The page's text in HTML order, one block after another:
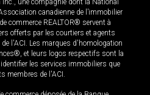
une compagnie dont la National
canadienne de l’immobilier
commerce REALTOR® servent à
offerts par les courtiers et agents
l'ACI. Les marques d'homologation
et leurs logos respectifs sont la
les services immobiliers que
membres de l'ACI.